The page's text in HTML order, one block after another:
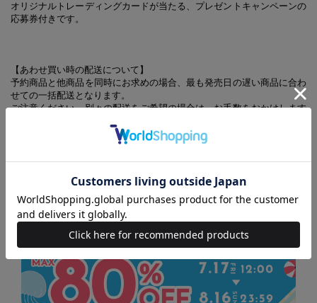
オリジナルトレーディングカードが当たる、プレゼントキャンペーンの
応募券付きです。
【あわせ買い時の配送について】
予約商品と他商品を同時にお求めの場合、最も発売日の遅い商品に合わ
せての一括配送となります。
ご注意ください。別々の配送をご希望の場合は、お手数をおかけします